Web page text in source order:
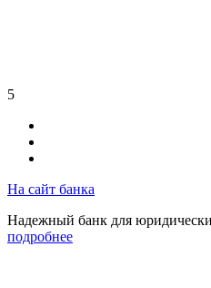
5
На сайт банка
Надежный банк для
подробнее